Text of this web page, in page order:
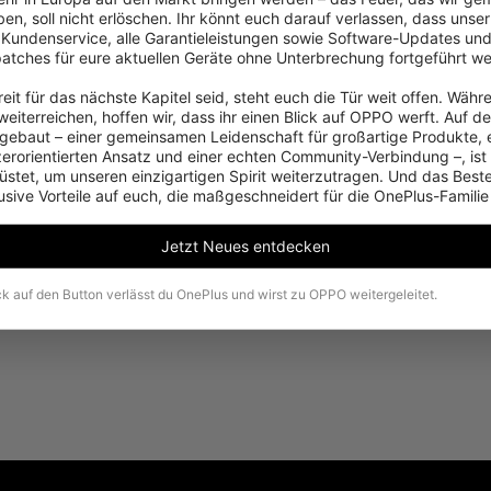
to us, please share your comments after you
soll nicht erlöschen. Ihr könnt euch darauf verlassen, dass unser
alle Garantieleistungen sowie Software-Updates und
für eure aktuellen Geräte ohne Unterbrechung fortgeführt
für das nächste Kapitel seid, steht euch die Tür weit offen.
hoffen wir, dass ihr einen Blick auf OPPO werft. Auf
– einer gemeinsamen Leidenschaft für großartige Produkte,
Ansatz und einer echten Community-Verbindung –, ist
um unseren einzigartigen Spirit weiterzutragen. Und das
Vorteile auf euch, die maßgeschneidert für die OnePlus-
Jetzt Neues entdecken
auf den Button verlässt du OnePlus und wirst zu OPPO weitergeleitet.